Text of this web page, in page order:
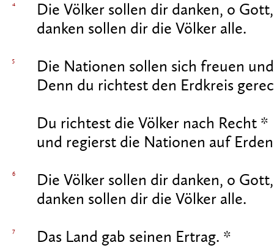
4
Die Völker sollen dir danken, o
danken sollen dir die Völker alle.
5
Die Nationen sollen sich freuen
Denn du richtest den Erdkreis
Du richtest die Völker nach Recht *
und regierst die Nationen auf
6
Die Völker sollen dir danken, o
danken sollen dir die Völker alle.
7
Das Land gab seinen Ertrag. *